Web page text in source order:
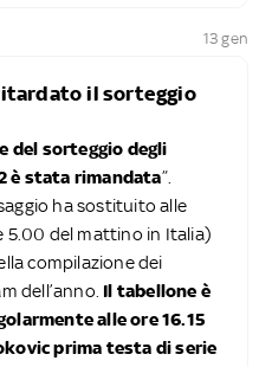
13 gen
il sorteggio
del sorteggio degli
è stata rimandata”.
ha sostituito alle
5.00 del mattino in Italia)
compilazione dei
dell’anno. Il tabellone è
alle ore 16.15
prima testa di serie